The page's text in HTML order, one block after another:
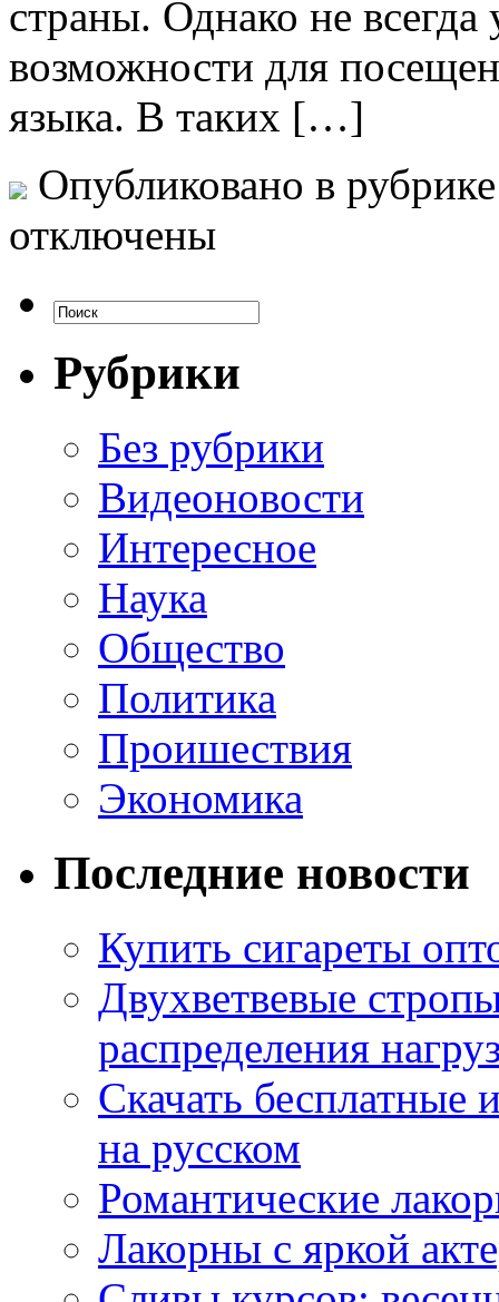
страны. Однако не всегда
возможности для
языка. В таких […]
Опубликовано в
отключены
Рубрики
Без рубрики
Видеоновости
Интересное
Наука
Общество
Политика
Проишествия
Экономика
Последние новости
Купить сигареты
Двухветвевые
распределения
Скачать
на русском
Романтические
Лакорны с яркой